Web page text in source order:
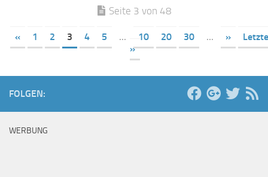
Seite 3 von 48
« 1 2 3 4 5 ... 10 20 30 ... »
Letzte
»
FOLGEN:
WERBUNG